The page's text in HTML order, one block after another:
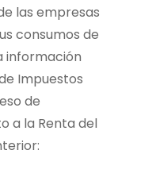
las empresas
consumos de
información
Impuestos
de
a la Renta del